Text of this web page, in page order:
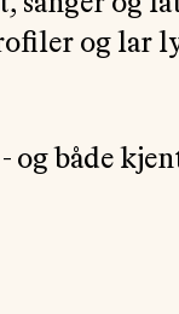
og lar
og både